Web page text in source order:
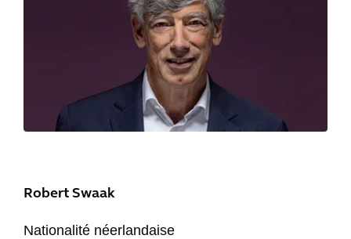
Robert Swaak
Nationalité néerlandaise